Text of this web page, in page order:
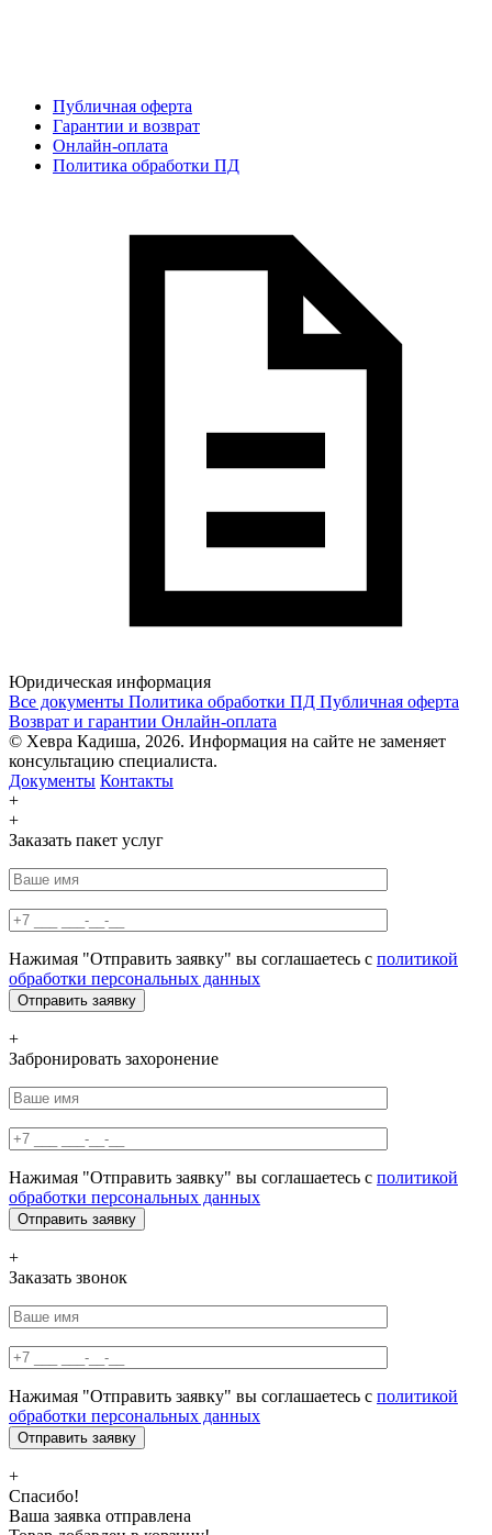
Публичная оферта
Гарантии и возврат
Онлайн-оплата
Политика обработки ПД
Юридическая информация
Все документы Политика обработки ПД Публичная оферта
Возврат и гарантии Онлайн-оплата
© Хевра Кадиша, 2026. Информация на сайте не заменяет
консультацию специалиста.
Документы Контакты
+
+
Заказать пакет услуг
Нажимая "Отправить заявку" вы соглашаетесь с политикой
обработки персональных данных
+
Забронировать захоронение
Нажимая "Отправить заявку" вы соглашаетесь с политикой
обработки персональных данных
+
Заказать звонок
Нажимая "Отправить заявку" вы соглашаетесь с политикой
обработки персональных данных
+
Спасибо!
Ваша заявка отправлена